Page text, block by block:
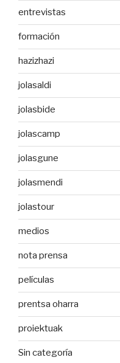
entrevistas
formación
hazizhazi
jolasaldi
jolasbide
jolascamp
jolasgune
jolasmendi
jolastour
medios
nota prensa
películas
prentsa oharra
proiektuak
Sin categoría